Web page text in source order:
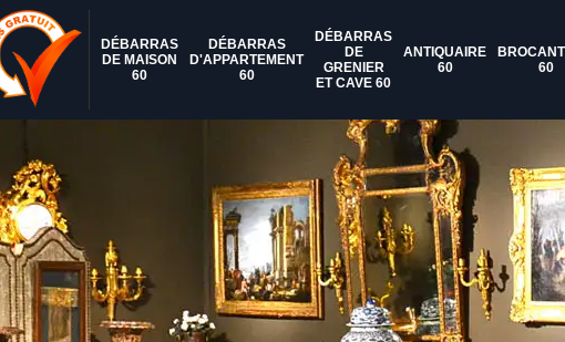
DÉBARRAS
DE MAISON
60
DÉBARRAS
D'APPARTEMENT
60
DÉBARRAS
DE
GRENIER
ET CAVE 60
ANTIQUAIRE
60
60